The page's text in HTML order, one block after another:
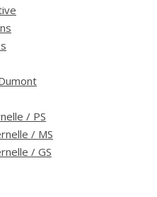
/ PS
/ MS
/ GS